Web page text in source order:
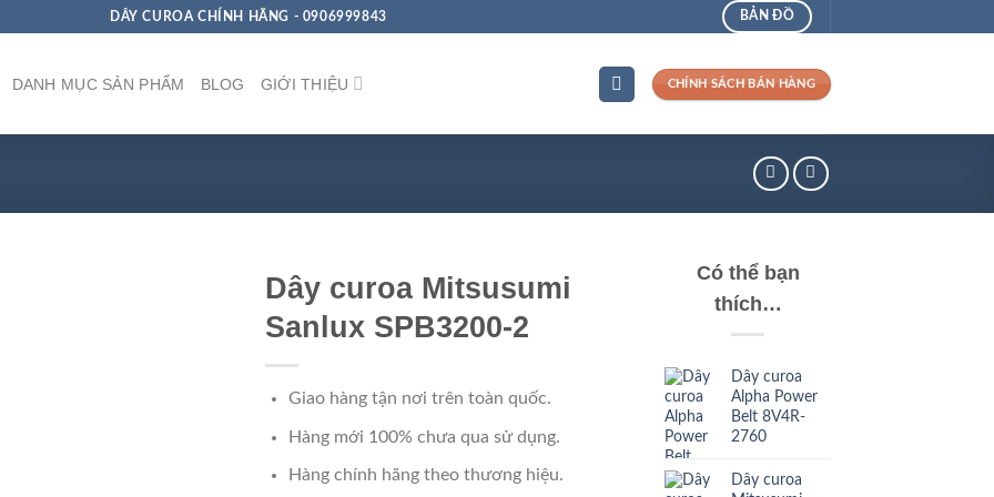
DÂY CUROA CHÍNH HÃNG - 0906999843 BẢN ĐỒ
DANH MỤC SẢN PHẨM BLOG GIỚI THIỆU CHÍNH SÁCH BÁN HÀNG
Dây curoa Mitsusumi
Sanlux SPB3200-2
Giao hàng tận nơi trên toàn quốc.
Hàng mới 100% chưa qua sử dụng.
Hàng chính hãng theo thương hiệu.
Có thể bạn
thích…
Dây curoa
Alpha Power
Belt 8V4R-
2760
Dây curoa